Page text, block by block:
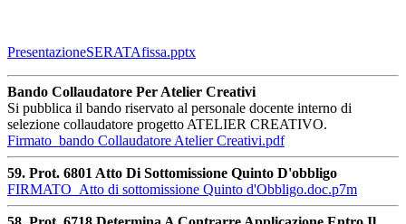
PresentazioneSERATAfissa.pptx
Bando Collaudatore Per Atelier Creativi
Si pubblica il bando riservato al personale docente interno di
selezione collaudatore progetto ATELIER CREATIVO.
Firmato_bando Collaudatore Atelier Creativi.pdf
59. Prot. 6801 Atto Di Sottomissione Quinto D'obbligo
FIRMATO_Atto di sottomissione Quinto d'Obbligo.doc.p7m